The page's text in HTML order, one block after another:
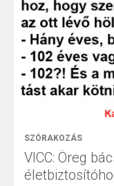
SZÓRAKOZÁS
VICC: Öreg